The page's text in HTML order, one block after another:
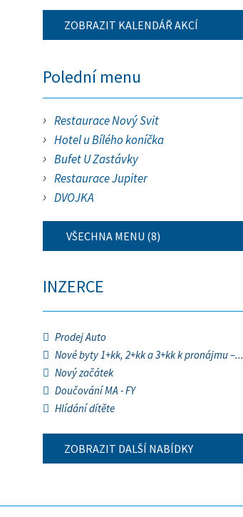
ZOBRAZIT KALENDÁŘ AKCÍ
Polední menu
Restaurace Nový Svit
Hotel u Bílého koníčka
Bufet U Zastávky
Restaurace Jupiter
DVOJKA
VŠECHNA MENU (8)
INZERCE
Prodej Auto
Nové byty 1+kk, 2+kk a 3+kk k pronájmu –...
Nový začátek
Doučování MA - FY
Hlídání dítěte
ZOBRAZIT DALŠÍ NABÍDKY